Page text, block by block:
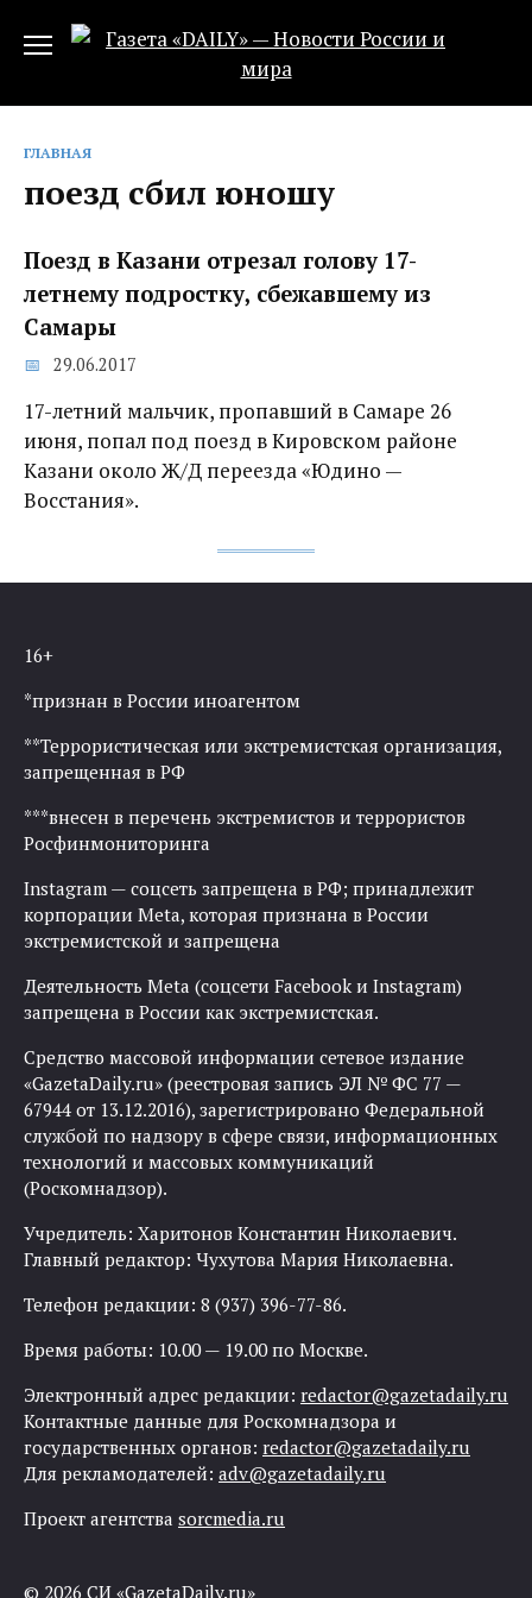
ГЛАВНАЯ
поезд сбил юношу
Поезд в Казани отрезал голову 17-
летнему подростку, сбежавшему из
Самары
29.06.2017
17-летний мальчик, пропавший в Самаре 26
июня, попал под поезд в Кировском районе
Казани около Ж/Д переезда «Юдино —
Восстания».
16+
*признан в России иноагентом
**Террористическая или экстремистская организация,
запрещенная в РФ
***внесен в перечень экстремистов и террористов
Росфинмониторинга
Instagram — соцсеть запрещена в РФ; принадлежит
корпорации Meta, которая признана в России
экстремистской и запрещена
Деятельность Meta (соцсети Facebook и Instagram)
запрещена в России как экстремистская.
Средство массовой информации сетевое издание
«GazetaDaily.ru» (реестровая запись ЭЛ № ФС 77 —
67944 от 13.12.2016), зарегистрировано Федеральной
службой по надзору в сфере связи, информационных
технологий и массовых коммуникаций
(Роскомнадзор).
Учредитель: Харитонов Константин Николаевич.
Главный редактор: Чухутова Мария Николаевна.
Телефон редакции: 8 (937) 396-77-86.
Время работы: 10.00 — 19.00 по Москве.
Электронный адрес редакции: redactor@gazetadaily.ru
Контактные данные для Роскомнадзора и
государственных органов: redactor@gazetadaily.ru
Для рекламодателей: adv@gazetadaily.ru
Проект агентства sorcmedia.ru
© 2026 СИ «GazetaDaily.ru»